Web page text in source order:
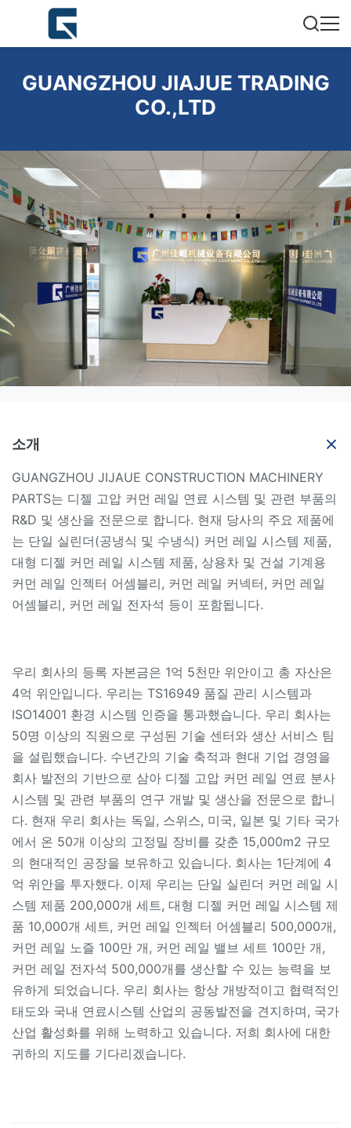
GUANGZHOU JIAJUE TRADING
CO.,LTD
소개
GUANGZHOU JIJAUE CONSTRUCTION MACHINERY
PARTS는 디젤 고압 커먼 레일 연료 시스템 및 관련 부품의
R&D 및 생산을 전문으로 합니다. 현재 당사의 주요 제품에
는 단일 실린더(공냉식 및 수냉식) 커먼 레일 시스템 제품,
대형 디젤 커먼 레일 시스템 제품, 상용차 및 건설 기계용
커먼 레일 인젝터 어셈블리, 커먼 레일 커넥터, 커먼 레일
어셈블리, 커먼 레일 전자석 등이 포함됩니다.
우리 회사의 등록 자본금은 1억 5천만 위안이고 총 자산은
4억 위안입니다. 우리는 TS16949 품질 관리 시스템과
ISO14001 환경 시스템 인증을 통과했습니다. 우리 회사는
50명 이상의 직원으로 구성된 기술 센터와 생산 서비스 팀
을 설립했습니다. 수년간의 기술 축적과 현대 기업 경영을
회사 발전의 기반으로 삼아 디젤 고압 커먼 레일 연료 분사
시스템 및 관련 부품의 연구 개발 및 생산을 전문으로 합니
다. 현재 우리 회사는 독일, 스위스, 미국, 일본 및 기타 국가
에서 온 50개 이상의 고정밀 장비를 갖춘 15,000m2 규모
의 현대적인 공장을 보유하고 있습니다. 회사는 1단계에 4
억 위안을 투자했다. 이제 우리는 단일 실린더 커먼 레일 시
스템 제품 200,000개 세트, 대형 디젤 커먼 레일 시스템 제
품 10,000개 세트, 커먼 레일 인젝터 어셈블리 500,000개,
커먼 레일 노즐 100만 개, 커먼 레일 밸브 세트 100만 개,
커먼 레일 전자석 500,000개를 생산할 수 있는 능력을 보
유하게 되었습니다. 우리 회사는 항상 개방적이고 협력적인
태도와 국내 연료시스템 산업의 공동발전을 견지하며, 국가
산업 활성화를 위해 노력하고 있습니다. 저희 회사에 대한
귀하의 지도를 기다리겠습니다.